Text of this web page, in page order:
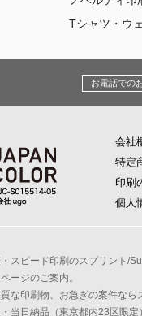
Tシャツ・ウ
お電話での
会社
特定
印刷
個人
スピード印刷のスプリント/
ージのご案内。
な印刷物、お急ぎの案件なら
当日納品（東京都内23区限定